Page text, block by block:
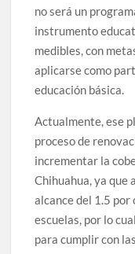
no será un
instrumento
medibles, con
aplicarse como
educación básica.
Actualmente, ese
proceso de
incrementar la
Chihuahua, ya
alcance del 1.5
escuelas, por lo
para cumplir con